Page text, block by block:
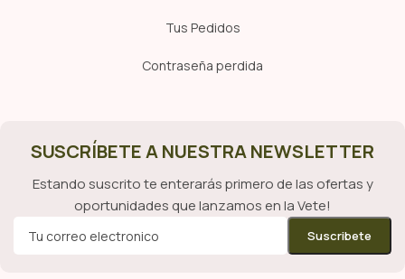
Tus Pedidos
Contraseña perdida
SUSCRÍBETE A NUESTRA NEWSLETTER
Estando suscrito te enterarás primero de las ofertas y
oportunidades que lanzamos en la Vete!